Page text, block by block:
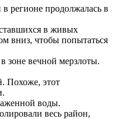
регионе продолжалась в
в живых
вниз, чтобы попытаться
зоне вечной мерзлоты.
Похоже, этот
воды.
весь район,